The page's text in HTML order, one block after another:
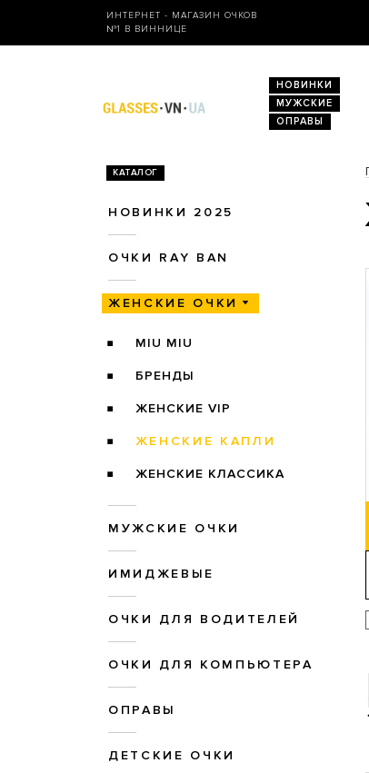
ИНТЕРНЕТ - МАГАЗИН ОЧКОВ
№1 В ВИННИЦЕ
НОВИНКИ
МУЖСКИЕ
ОПРАВЫ
КАТАЛОГ
НОВИНКИ 2025
ОЧКИ RAY BAN
ЖЕНСКИЕ ОЧКИ
MIU MIU
БРЕНДЫ
ЖЕНСКИЕ VIP
ЖЕНСКИЕ КАПЛИ
ЖЕНСКИЕ КЛАССИКА
МУЖСКИЕ ОЧКИ
ИМИДЖЕВЫЕ
ОЧКИ ДЛЯ ВОДИТЕЛЕЙ
ОЧКИ ДЛЯ КОМПЬЮТЕРА
ОПРАВЫ
ДЕТСКИЕ ОЧКИ